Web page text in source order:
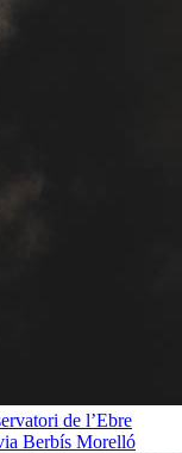
de l’Ebre
Berbís Morelló